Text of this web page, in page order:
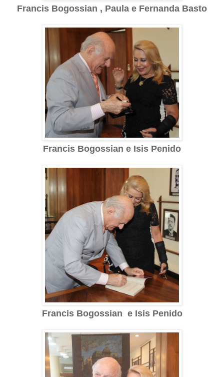
Francis Bogossian , Paula e Fernanda Basto
Francis Bogossian e Isis Penido
Francis Bogossian e Isis Penido